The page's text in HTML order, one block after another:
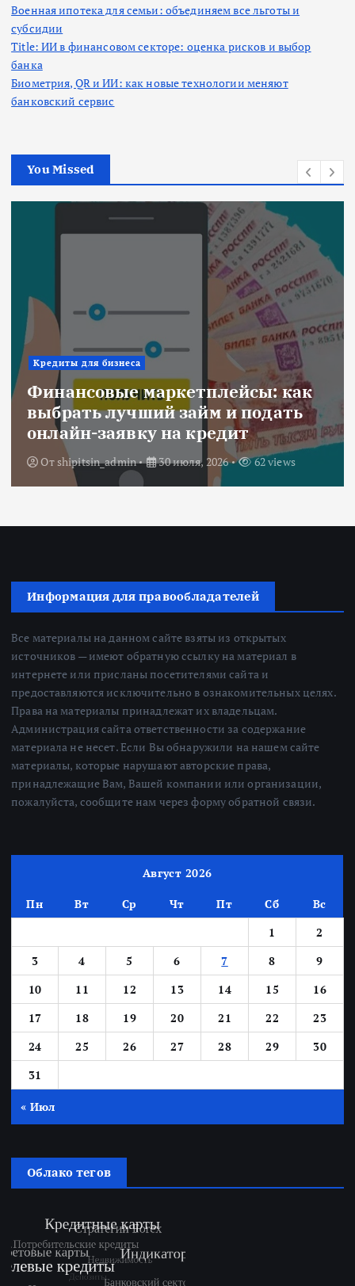
Военная ипотека для семьи: объединяем все льготы и
субсидии
Title: ИИ в финансовом секторе: оценка рисков и выбор
банка
Биометрия, QR и ИИ: как новые технологии меняют
банковский сервис
You Missed
Ипотека
Военная ипотека для семьи:
объединяем все льготы и
субсидии
ОтRedactor 3 июля, 2026 216 views
Информация для правообладателей
Все материалы на данном сайте взяты из открытых
источников — имеют обратную ссылку на материал в
интернете или присланы посетителями сайта и
предоставляются исключительно в ознакомительных целях.
Права на материалы принадлежат их владельцам.
Администрация сайта ответственности за содержание
материала не несет. Если Вы обнаружили на нашем сайте
материалы, которые нарушают авторские права,
принадлежащие Вам, Вашей компании или организации,
пожалуйста, сообщите нам через форму обратной связи.
Август 2026
Пн Вт Ср Чт Пт Сб
Вс
1
2
3
4 5 6 7 8
9
10
11 12 13 14 15
16
17
18 19 20 21 22
23
24
25 26 27 28 29
30
31
« Июл
Облако тегов